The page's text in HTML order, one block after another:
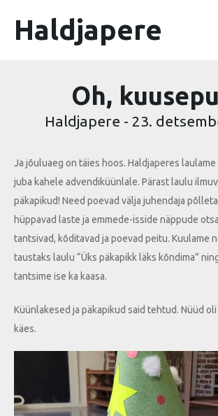
Haldjapere
Oh,
Haldjapere - 23.
Ja jõuluaeg on täies hoos. Haldjaperes
juba kahele advendiküünlale. Pärast laulu
päkapikud! Need poevad välja juhendaja
hüppavad laste ja emmede-isside näppude
tantsivad, kõditavad ja poevad peitu. Kuulame
taustaks laulu “Üks päkapikk läks kõndima”
tantsime ise ka kaasa.
Küünlakesed ja päkapikud said tehtud. Nüüd
käes.